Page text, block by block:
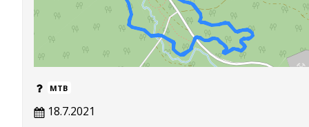
MTB
18.7.2021